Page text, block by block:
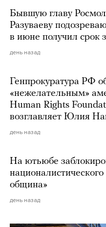
Бывшую главу
Разуваеву
в июне получил срок
день назад
Генпрокуратура РФ
«нежелательным»
Human Rights
возглавляет Юлия
день назад
На ютьюбе
община»
день назад